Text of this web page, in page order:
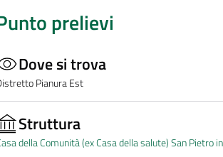
prelievi
Dove si trova
Pianura Est
Struttura
della Comunità (ex Casa della salute) San Pietro